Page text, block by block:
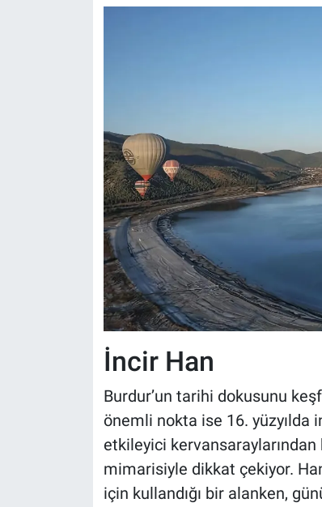
İncir Han
Burdur’un tarihi dokusunu
önemli nokta ise 16. yüzyılda
etkileyici
mimarisiyle dikkat çekiyor.
için kullandığı bir alanken,